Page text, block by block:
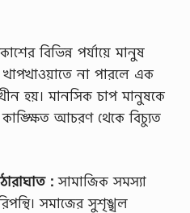
বিভিন্ন পর্যায়ে মানুষ
খাপখাওয়াতে না পারলে এক
হয়। মানসিক চাপ মানুষকে
আচরণ থেকে বিচ্যুত
: সামাজিক সমস্যা
সমাজের সুশৃঙ্খল